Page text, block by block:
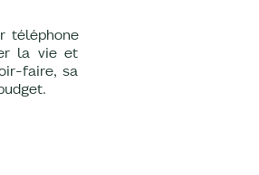
téléphone
la vie et
faire, sa